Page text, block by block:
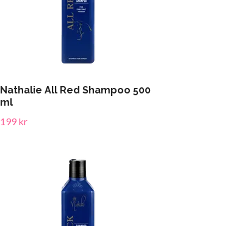
Nathalie All Red Shampoo 500
ml
199 kr